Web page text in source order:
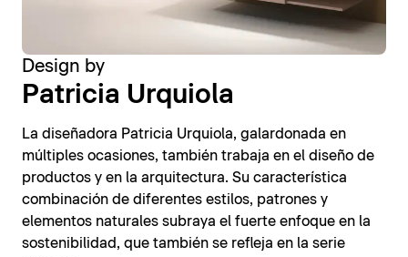
Design by
Patricia Urquiola
La diseñadora Patricia Urquiola, galardonada en
múltiples ocasiones, también trabaja en el diseño de
productos y en la arquitectura. Su característica
combinación de diferentes estilos, patrones y
elementos naturales subraya el fuerte enfoque en la
sostenibilidad, que también se refleja en la serie